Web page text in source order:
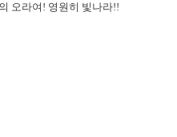
오라여! 영원히 빛나라!!